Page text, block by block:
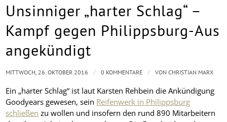
Unsinniger „harter Schlag“ –
Kampf gegen Philippsburg-Aus
angekündigt
Ein „harter Schlag“ ist laut Karsten Rehbein die Ankündigung
Goodyears gewesen, sein Reifenwerk in Philippsburg
schließen zu wollen und insofern den rund 890 Mitarbeitern
MITTWOCH, 26. OKTOBER 2016 / 0 KOMMENTARE / VONCHRISTIAN MARX